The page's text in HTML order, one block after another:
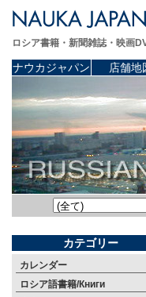
ロシア書籍・新聞雑誌・映画
ナウカジャパン 店舗地
カテゴリー
カレンダー
ロシア語書籍/Книги